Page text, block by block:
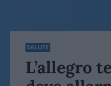
SALUTE
L’allegro